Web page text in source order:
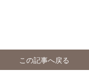
この記事へ戻る